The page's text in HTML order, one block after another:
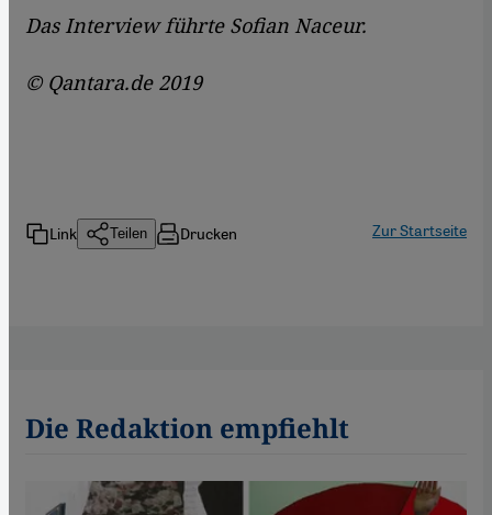
Das Interview führte Sofian Naceur.
© Qantara.de 2019
Link Teilen Drucken Zur Startseite
Die Redaktion empfiehlt